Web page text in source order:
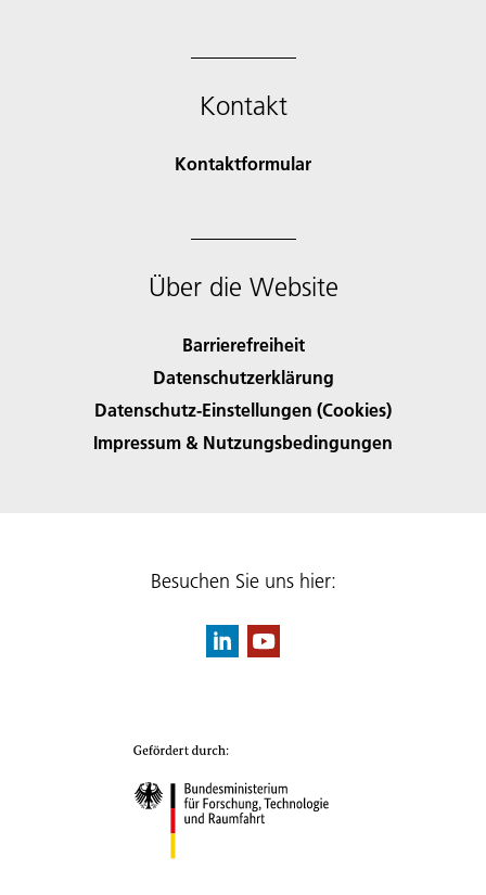
Kontakt
Kontaktformular
Über die Website
Barrierefreiheit
Datenschutzerklärung
Datenschutz-Einstellungen (Cookies)
Impressum & Nutzungsbedingungen
Besuchen Sie uns hier: